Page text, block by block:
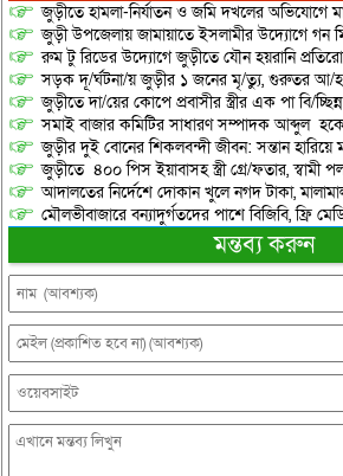
জুড়ীতে হামলা-নির্যাতন ও জমি দখলের অভিযোগে
জুড়ী উপজেলায় জামায়াতে ইসলামীর উদ্যোগে গন
রুম টু রিডের উদ্যোগে জুড়ীতে যৌন হয়রানি
সড়ক দূ/র্ঘটনা/য় জুড়ীর ১ জনের মৃ/ত্যু, গুরুতর আ/
জুড়ীতে দা/য়ের কোপে প্রবাসীর স্ত্রীর এক পা বি/চ্ছিন্ন
সমাই বাজার কমিটির সাধারণ সম্পাদক আব্দুল
জুড়ীর দুই বোনের শিকলবন্দী জীবন: সন্তান
জুড়ীতে ৪০০ পিস ইয়াবাসহ স্ত্রী গ্রে/ফতার, স্বামী
আদালতের নির্দেশে দোকান খুলে নগদ টাকা,
মৌলভীবাজারে বন্যাদুর্গতদের পাশে বিজিবি, ফ্রি
মন্তব্য করুন